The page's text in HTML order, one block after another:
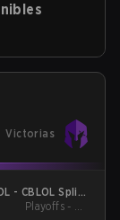
Victorias
- CBLOL Split 1
2026
Playoffs - UB